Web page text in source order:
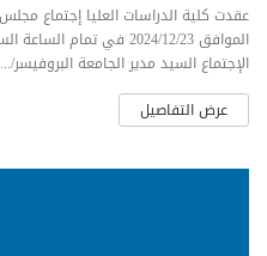
الإجتماع السيد مدير الجامعة البروفيسر/...
عرض التفاصيل